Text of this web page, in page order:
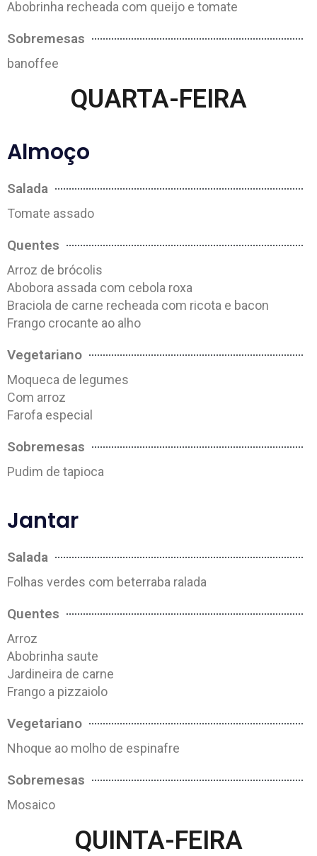
Abobrinha recheada com queijo e tomate
Sobremesas
banoffee
QUARTA-FEIRA
Almoço
Salada
Tomate assado
Quentes
Arroz de brócolis
Abobora assada com cebola roxa
Braciola de carne recheada com ricota e bacon
Frango crocante ao alho
Vegetariano
Moqueca de legumes
Com arroz
Farofa especial
Sobremesas
Pudim de tapioca
Jantar
Salada
Folhas verdes com beterraba ralada
Quentes
Arroz
Abobrinha saute
Jardineira de carne
Frango a pizzaiolo
Vegetariano
Nhoque ao molho de espinafre
Sobremesas
Mosaico
QUINTA-FEIRA